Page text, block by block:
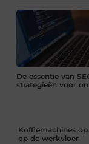
De essentie van
strategieën voor
Koffiemachines
op de werkvloer